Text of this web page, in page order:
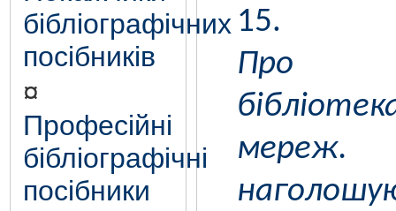
бібліографічних
посібників
¤
Професійні
бібліографічні
посібники
15.
Про
мереж.